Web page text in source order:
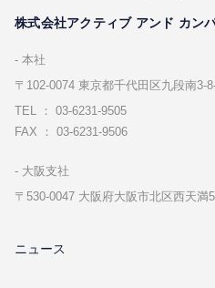
株式会社アクティブ アンド カン
本社
〒102-0074 東京都千代⽥区九段南3-
TEL ： 03-6231-9505
FAX ： 03-6231-9506
⼤阪⽀社
〒530-0047 ⼤阪府⼤阪市北区⻄天満
ニュース